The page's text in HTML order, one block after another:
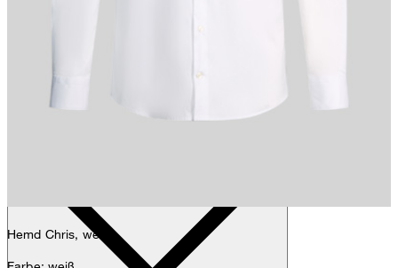
Hemd Chris, weiß
Fashion- & Lifestyle-Redaktion